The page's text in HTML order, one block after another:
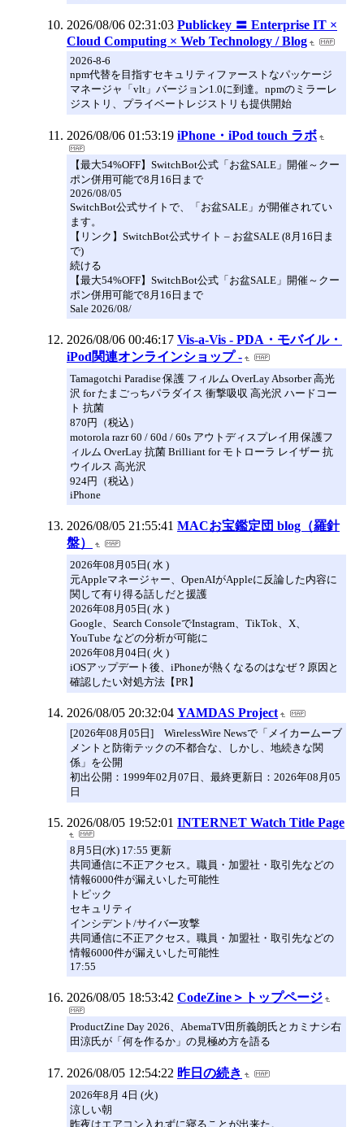
2026/08/06 02:31:03 Publickey 〓 Enterprise IT ×
Cloud Computing × Web Technology / Blog
2026-8-6
npm代替を目指すセキュリティファーストなパッケージ
マネージャ「vlt」バージョン1.0に到達。npmのミラーレ
ジストリ、プライベートレジストリも提供開始
2026/08/06 01:53:19 iPhone・iPod touch ラボ
【最大54%OFF】SwitchBot公式「お盆SALE」開催～クー
ポン併用可能で8月16日まで
2026/08/05
SwitchBot公式サイトで、「お盆SALE」が開催されてい
ます。
【リンク】SwitchBot公式サイト – お盆SALE (8月16日ま
で)
続ける
【最大54%OFF】SwitchBot公式「お盆SALE」開催～クー
ポン併用可能で8月16日まで
Sale 2026/08/
2026/08/06 00:46:17 Vis-a-Vis - PDA・モバイル・
iPod関連オンラインショップ -
Tamagotchi Paradise 保護 フィルム OverLay Absorber 高光
沢 for たまごっちパラダイス 衝撃吸収 高光沢 ハードコー
ト 抗菌
870円（税込）
motorola razr 60 / 60d / 60s アウトディスプレイ用 保護フ
ィルム OverLay 抗菌 Brilliant for モトローラ レイザー 抗
ウイルス 高光沢
924円（税込）
iPhone
2026/08/05 21:55:41 MACお宝鑑定団 blog（羅針
盤）
2026年08月05日( 水 )
元Appleマネージャー、OpenAIがAppleに反論した内容に
関して有り得る話しだと援護
2026年08月05日( 水 )
Google、Search ConsoleでInstagram、TikTok、X、
YouTube などの分析が可能に
2026年08月04日( 火 )
iOSアップデート後、iPhoneが熱くなるのはなぜ？原因と
確認したい対処方法【PR】
2026/08/05 20:32:04 YAMDAS Project
[2026年08月05日] WirelessWire Newsで「メイカームーブ
メントと防衛テックの不都合な、しかし、地続きな関
係」を公開
初出公開：1999年02月07日、最終更新日：2026年08月05
日
2026/08/05 19:52:01 INTERNET Watch Title Page
8月5日(水) 17:55 更新
共同通信に不正アクセス。職員・加盟社・取引先などの
情報6000件が漏えいした可能性
トピック
セキュリティ
インシデント/サイバー攻撃
共同通信に不正アクセス。職員・加盟社・取引先などの
情報6000件が漏えいした可能性
17:55
2026/08/05 18:53:42 CodeZine＞トップページ
ProductZine Day 2026、AbemaTV田所義朗氏とカミナシ右
田涼氏が「何を作るか」の見極め方を語る
2026/08/05 12:54:22 昨日の続き
2026年8月 4日 (火)
涼しい朝
昨夜はエアコン入れずに寝ることが出来た。